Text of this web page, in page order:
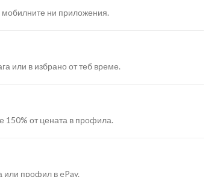
мобилните ни приложения.
или в избрано от теб време.
150% от цената в профила.
или профил в ePay.